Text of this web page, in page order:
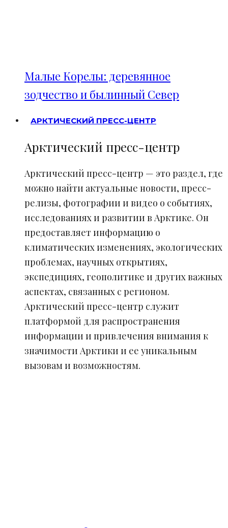
Малые Корелы: деревянное
зодчество и былинный Север
АРКТИЧЕСКИЙ ПРЕСС-ЦЕНТР
Арктический пресс-центр
Арктический пресс-центр — это раздел, где
можно найти актуальные новости, пресс-
релизы, фотографии и видео о событиях,
исследованиях и развитии в Арктике. Он
предоставляет информацию о
климатических изменениях, экологических
проблемах, научных открытиях,
экспедициях, геополитике и других важных
аспектах, связанных с регионом.
Арктический пресс-центр служит
платформой для распространения
информации и привлечения внимания к
значимости Арктики и ее уникальным
вызовам и возможностям.